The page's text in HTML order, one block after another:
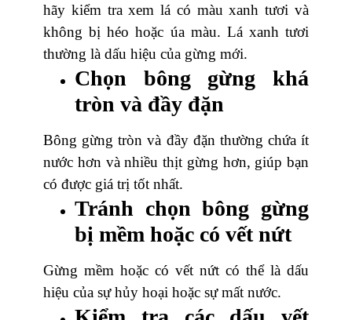
hãy kiểm tra xem lá có màu xanh tươi và
không bị héo hoặc úa màu. Lá xanh tươi
thường là dấu hiệu của gừng mới.
Chọn bông gừng khá
tròn và đầy đặn
Bông gừng tròn và đầy đặn thường chứa ít
nước hơn và nhiều thịt gừng hơn, giúp bạn
có được giá trị tốt nhất.
Tránh chọn bông gừng
bị mềm hoặc có vết nứt
Gừng mềm hoặc có vết nứt có thể là dấu
hiệu của sự hủy hoại hoặc sự mất nước.